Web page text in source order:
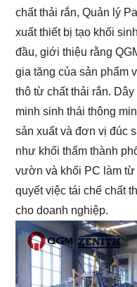
chất thải rắn, Quản lý
xuất thiết bị tạo khối
đầu, giới thiệu rằng
gia tăng của sản phẩm
thô từ chất thải rắn.
minh sinh thái thông
sản xuất và đơn vị đúc
như khối thấm thành
vườn và khối PC làm từ
quyết việc tái chế chất
cho doanh nghiệp.